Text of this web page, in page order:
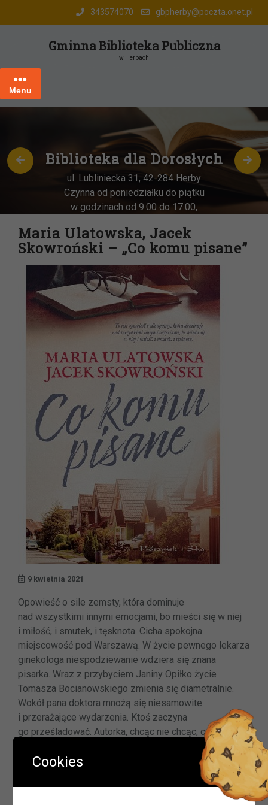
343574070 gbpherby@poczta.onet.pl
Gminna Biblioteka Publiczna
w Herbach
Menu
Biblioteka dla Dorosłych
ul. Lubliniecka 31, 42-284 Herby
Czynna od poniedziałku do piątku
w godzinach od 9.00 do 17.00,
w godz. 9:00-13:00
Maria Ulatowska, Jacek
Skowroński – „Co komu pisane”
9 kwietnia 2021
Opowieść o sile zemsty, która dominuje
nad wszystkimi innymi emocjami, bo mieści się w niej
i miłość, i smutek, i tęsknota. Cicha spokojna
miejscowość pod Warszawą. W życie pewnego lekarza
ginekologa niespodziewanie wdziera się znana
pisarka. Wraz z przybyciem Janiny Opiłko życie
Tomasza Bocianowskiego zmienia się diametralnie.
Wokół pana doktora mnożą się niesamowite
i przerażające wydarzenia. Ktoś zaczyna
go prześladować. Autorka, chcąc nie chcąc, coraz
mocniej angażuje się w tę historię, nie bacząc, iż jej
samej również może grozić niebezpieczeństwo. Pisze
nową książkę, opowiadającą o tym, co się dzieje.
Tylko ona zna dalszy ciąg akcji i rozwiązanie
W okresie wakacji biblioteki w Olszynie i w Hadrze oraz
Cookies